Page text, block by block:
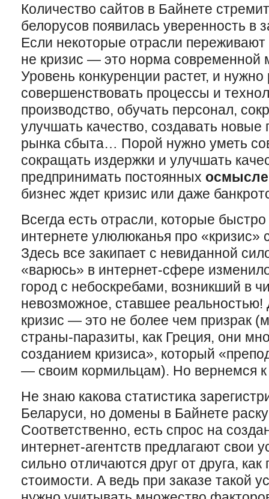
Количество сайтов в Байнете
белорусов появилась уверенность в
Если некоторые отрасли переживают
не кризис — это норма современной
Уровень конкуренции растет, и
совершенствовать процессы и
производство, обучать персонал,
улучшать качество, создавать новые
рынка сбыта… Порой нужно уметь
сокращать издержки и улучшать
предпринимать постоянных
бизнес ждет кризис или даже
Всегда есть отрасли, которые
интернете улюлюканья про
Здесь все закипает с невиданной
«варюсь» в интернет-сфере
город с небоскребами, возникший в
невозможное, ставшее
кризис — это не более чем призрак
страны-паразиты, как Греция, они
созданием кризиса», который
— своим кормильцам). Но вернемся
Не знаю какова статистика
Беларуси, но домены в Байнете
Соответственно, есть спрос на
интернет-агентств предлагают свои
сильно отличаются друг от друга,
стоимости. А ведь при заказе такой